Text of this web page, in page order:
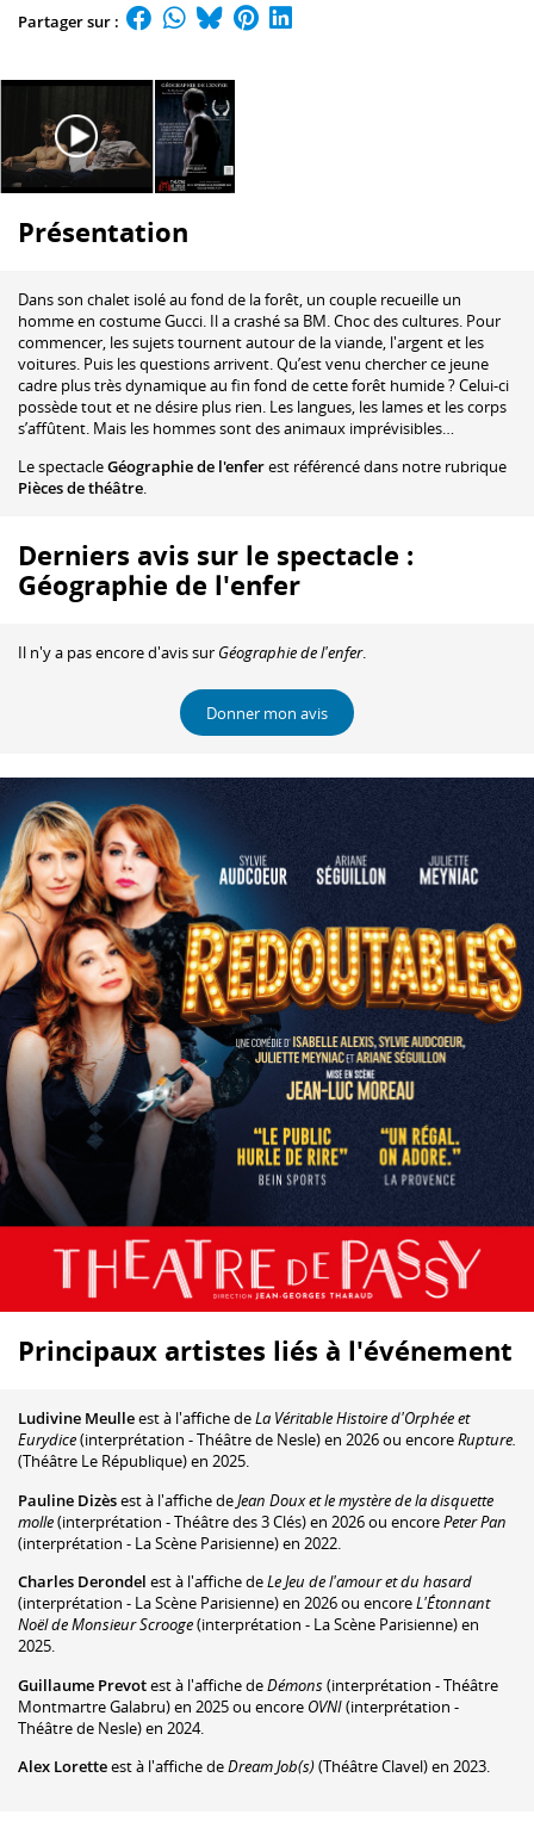
Partager sur :
Présentation
Dans son chalet isolé au fond de la forêt, un couple recueille un
homme en costume Gucci. Il a crashé sa BM. Choc des cultures. Pour
commencer, les sujets tournent autour de la viande, l'argent et les
voitures. Puis les questions arrivent. Qu’est venu chercher ce jeune
cadre plus très dynamique au fin fond de cette forêt humide ? Celui-ci
possède tout et ne désire plus rien. Les langues, les lames et les corps
s’affûtent. Mais les hommes sont des animaux imprévisibles…
Le spectacleGéographie de l'enferest référencé dans notre rubrique
Pièces de théâtre.
Derniers avis sur le spectacle :
Géographie de l'enfer
Il n'y a pas encore d'avis sur Géographie de l'enfer.
Donner mon avis
Principaux artistes liés à l'événement
Ludivine Meulleest à l'affiche deLa Véritable Histoire d'Orphée et
Eurydice(interprétation - Théâtre de Nesle) en 2026 ou encoreRupture.
(Théâtre Le République) en 2025.
Pauline Dizèsest à l'affiche deJean Doux et le mystère de la disquette
molle(interprétation - Théâtre des 3 Clés) en 2026 ou encorePeter Pan
(interprétation - La Scène Parisienne) en 2022.
Charles Derondel est à l'affiche deLe Jeu de l'amour et du hasard
(interprétation - La Scène Parisienne) en 2026 ou encoreL'Étonnant
Noël de Monsieur Scrooge(interprétation - La Scène Parisienne) en
2025.
Guillaume Prevotest à l'affiche deDémons(interprétation - Théâtre
Montmartre Galabru) en 2025 ou encore OVNI(interprétation -
Théâtre de Nesle) en 2024.
Alex Loretteest à l'affiche deDream Job(s)(Théâtre Clavel) en 2023.